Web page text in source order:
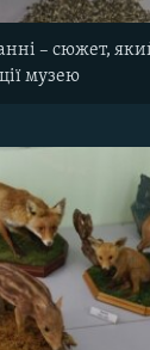
– сюжет,
музею